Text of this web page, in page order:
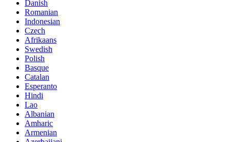
Danish
Romanian
Indonesian
Czech
Afrikaans
Swedish
Polish
Basque
Catalan
Esperanto
Hindi
Lao
Albanian
Amharic
Armenian